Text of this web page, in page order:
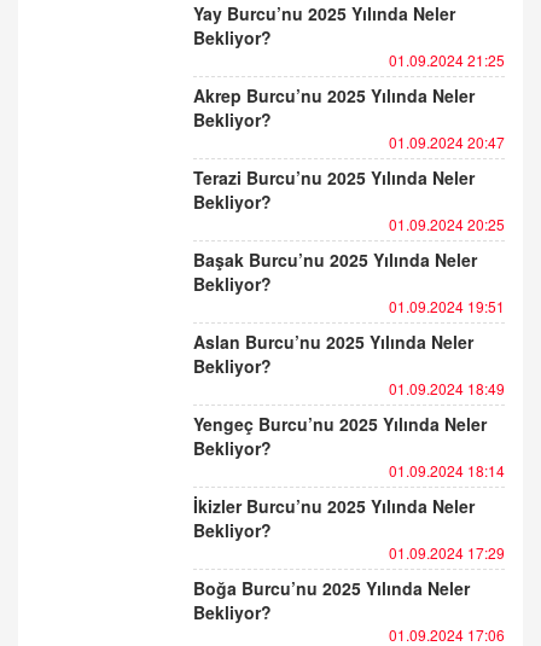
Yay Burcu’nu 2025 Yılında Neler
Bekliyor?
01.09.2024 21:25
Akrep Burcu’nu 2025 Yılında Neler
Bekliyor?
01.09.2024 20:47
Terazi Burcu’nu 2025 Yılında Neler
Bekliyor?
01.09.2024 20:25
Başak Burcu’nu 2025 Yılında Neler
Bekliyor?
01.09.2024 19:51
Aslan Burcu’nu 2025 Yılında Neler
Bekliyor?
01.09.2024 18:49
Yengeç Burcu’nu 2025 Yılında Neler
Bekliyor?
01.09.2024 18:14
İkizler Burcu’nu 2025 Yılında Neler
Bekliyor?
01.09.2024 17:29
Boğa Burcu’nu 2025 Yılında Neler
Bekliyor?
01.09.2024 17:06